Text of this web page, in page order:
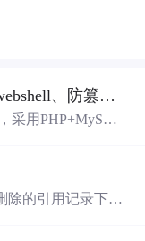
防篡改、防劫持
采用PHP+MySQL
防护措施。今天
除的引用记录下